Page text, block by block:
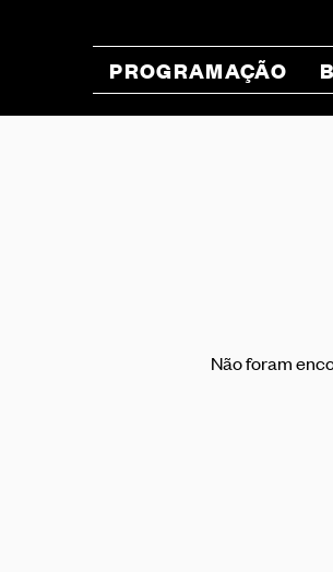
PROGRAMAÇÃO
Não foram